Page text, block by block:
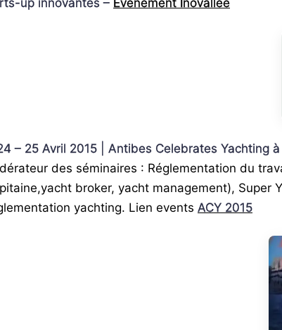
up innovantes – Evénement Inovallée
– 25 Avril 2015 | Antibes Celebrates Yachting
des séminaires : Réglementation du
broker, yacht management), Super
yachting. Lien events ACY 2015